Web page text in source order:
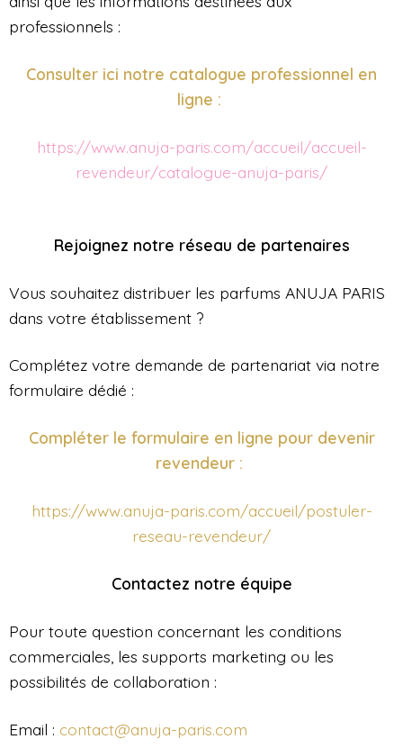
professionnels :
Consulter ici notre catalogue professionnel en
ligne :
https://www.anuja-paris.com/accueil/accueil-
revendeur/catalogue-anuja-paris/
Rejoignez notre réseau de partenaires
Vous souhaitez distribuer les parfums ANUJA PARIS
dans votre établissement ?
Complétez votre demande de partenariat via notre
formulaire dédié :
Compléter le formulaire en ligne pour devenir
revendeur :
https://www.anuja-paris.com/accueil/postuler-
reseau-revendeur/
Contactez notre équipe
Pour toute question concernant les conditions
commerciales, les supports marketing ou les
possibilités de collaboration :
Email : contact@anuja-paris.com